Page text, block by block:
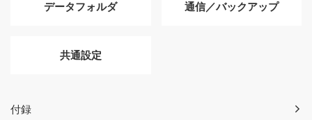
データフォルダ 通信／バックアップ
共通設定
付録